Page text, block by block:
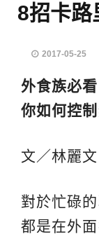
8招卡路
2017-05-25
外食族必
你如何控
文／林麗文
對於忙碌
都是在外